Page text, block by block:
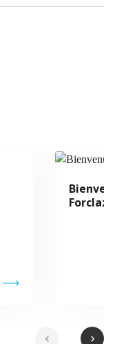
Forclaz
chevron_left chevron_right